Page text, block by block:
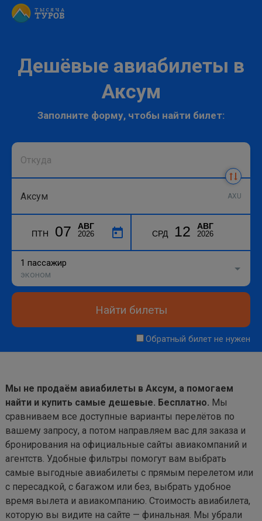
Дешёвые авиабилеты в
Аксум
Заполните форму, чтобы найти билет:
AXU
ПТН 07 АВГ
2026 СРД 12 АВГ
2026
1 пассажир
эконом
Найти билеты
Обратный билет не нужен
Мы не продаём авиабилеты в Аксум, а помогаем
найти и купить самые дешевые. Бесплатно. Мы
сравниваем все доступные варианты перелётов по
вашему запросу, а потом направляем вас для заказа и
бронирования на официальные сайты авиакомпаний и
агентств. Удобные фильтры помогут вам выбрать
самые выгодные авиабилеты с прямым перелетом или
с пересадкой, с багажом или без, выбрать удобное
время вылета и авиакомпанию. Стоимость авиабилета,
которую вы видите на сайте — финальная. Мы убрали